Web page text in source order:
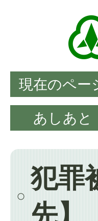
現在のペー
あしあと
犯罪
先】